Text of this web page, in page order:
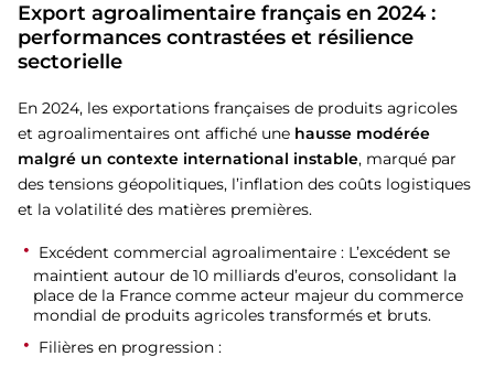
Export agroalimentaire français en 2024 :
performances contrastées et résilience
sectorielle
En 2024, les exportations françaises de produits agricoles
et agroalimentaires ont affiché une hausse modérée
malgré un contexte international instable, marqué par
des tensions géopolitiques, l’inflation des coûts logistiques
et la volatilité des matières premières.
Excédent commercial agroalimentaire : L’excédent se
maintient autour de 10 milliards d’euros, consolidant la
place de la France comme acteur majeur du commerce
mondial de produits agricoles transformés et bruts.
Filières en progression :